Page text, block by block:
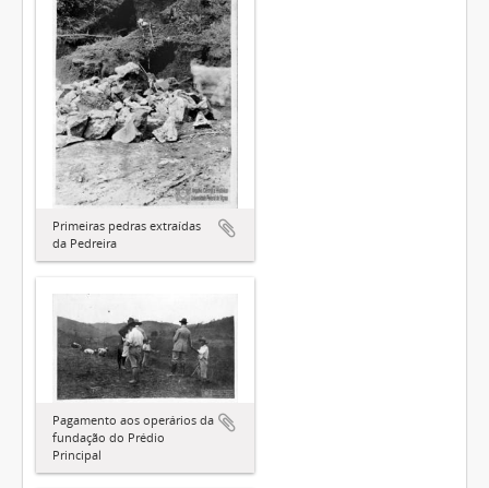
Primeiras pedras extraídas
da Pedreira
Pagamento aos operários da
fundação do Prédio
Principal